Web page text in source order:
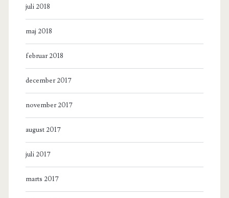
juli 2018
maj 2018
februar 2018
december 2017
november 2017
august 2017
juli 2017
marts 2017